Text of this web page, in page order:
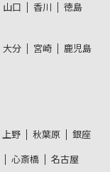
山口 香川
徳島
大分 宮崎
鹿児島
上野 秋葉原 銀座
心斎橋 名古屋